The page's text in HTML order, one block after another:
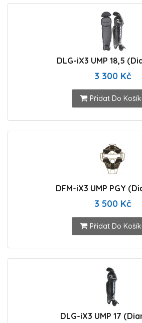
DLG-iX3 UMP 18,5
3 300 Kč
Přidat Do
DFM-iX3 UMP PGY
3 500 Kč
Přidat Do
DLG-iX3 UMP 17